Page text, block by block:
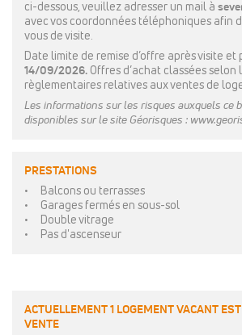
ci-dessous, veuillez adresser un mail à
avec vos coordonnées téléphoniques afin
vous de visite.
Date limite de remise d’offre après visite
14/09/2026. Offres d’achat classées selon
règlementaires relatives aux ventes de
Les informations sur les risques auxquels ce
disponibles sur le site Géorisques :
PRESTATIONS
Balcons ou terrasses
Garages fermés en sous-sol
Double vitrage
Pas d'ascenseur
ACTUELLEMENT 1 LOGEMENT VACANT
VENTE